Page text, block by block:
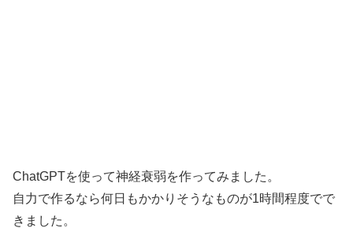
ChatGPTを使って神経衰弱を作ってみました。
自力で作るなら何日もかかりそうなものが1時間程度でで
きました。